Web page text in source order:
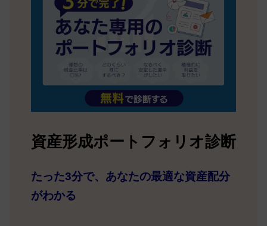
資産形成ポートフォリオ診断
たった3分で、あなたの最適な資産配分
がわかる